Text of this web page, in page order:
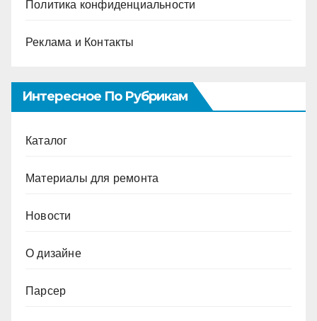
Политика конфиденциальности
Реклама и Контакты
Интересное По Рубрикам
Каталог
Материалы для ремонта
Новости
О дизайне
Парсер